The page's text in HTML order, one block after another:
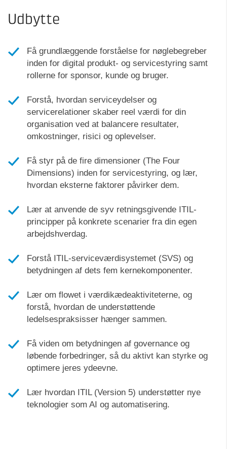
Udbytte
Få grundlæggende forståelse for nøglebegreber
inden for digital produkt- og servicestyring samt
rollerne for sponsor, kunde og bruger.
Forstå, hvordan serviceydelser og
servicerelationer skaber reel værdi for din
organisation ved at balancere resultater,
omkostninger, risici og oplevelser.
Få styr på de fire dimensioner (The Four
Dimensions) inden for servicestyring, og lær,
hvordan eksterne faktorer påvirker dem.
Lær at anvende de syv retningsgivende ITIL-
principper på konkrete scenarier fra din egen
arbejdshverdag.
Forstå ITIL-serviceværdisystemet (SVS) og
betydningen af dets fem kernekomponenter.
Lær om flowet i værdikædeaktiviteterne, og
forstå, hvordan de understøttende
ledelsespraksisser hænger sammen.
Få viden om betydningen af governance og
løbende forbedringer, så du aktivt kan styrke og
optimere jeres ydeevne.
Lær hvordan ITIL (Version 5) understøtter nye
teknologier som AI og automatisering.